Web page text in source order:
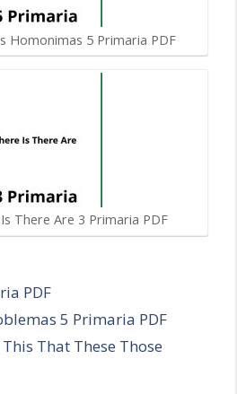
Homonimas 5 Primaria PDF
There Are 3 Primaria PDF
PDF
5 Primaria PDF
That These Those